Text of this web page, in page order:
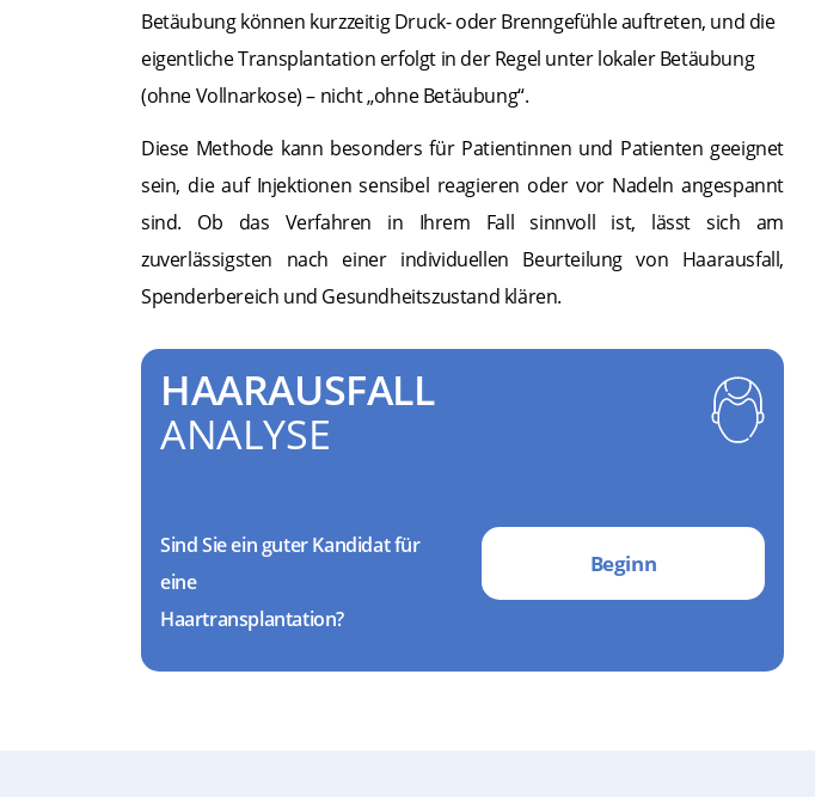
Betäubung können kurzzeitig Druck- oder Brenngefühle auftreten, und die
eigentliche Transplantation erfolgt in der Regel unter lokaler Betäubung
(ohne Vollnarkose) – nicht „ohne Betäubung“.
Diese Methode kann besonders für Patientinnen und Patienten geeignet
sein, die auf Injektionen sensibel reagieren oder vor Nadeln angespannt
sind. Ob das Verfahren in Ihrem Fall sinnvoll ist, lässt sich am
zuverlässigsten nach einer individuellen Beurteilung von Haarausfall,
Spenderbereich und Gesundheitszustand klären.
HAARAUSFALL
ANALYSE
Sind Sie ein guter Kandidat für
eine
Haartransplantation?
Beginn